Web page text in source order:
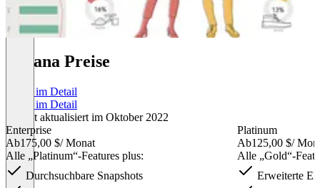
Kibana Preise
Preise im Detail
Preise im Detail
Zuletzt aktualisiert im Oktober 2022
Enterprise
Ab175,00 $/ Monat
Alle „Platinum“-Features plus:
Durchsuchbare Snapshots
Platinum
Ab125,00 $/
Alle „Gold“-
Erweiterte